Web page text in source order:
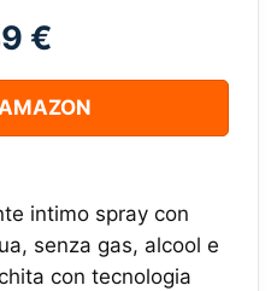
€
intimo spray con
senza gas, alcool e
con tecnologia